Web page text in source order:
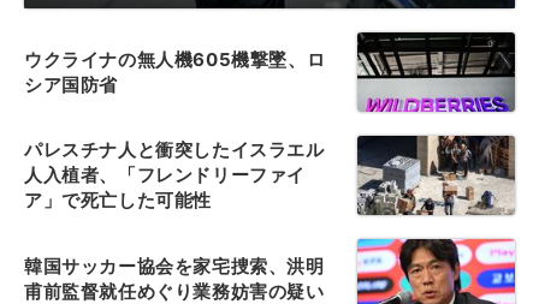
ウクライナの無人機605機撃墜、ロ
シア国防省
パレスチナ人と衝突したイスラエル
人入植者、「フレンドリーファイ
ア」で死亡した可能性
韓国サッカー協会を家宅捜索、洪明
甫前監督就任めぐり業務妨害の疑い